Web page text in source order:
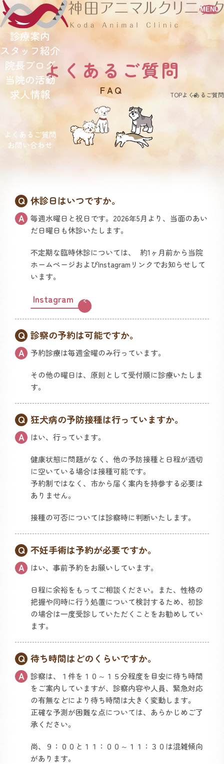
MENU
診療案内
スタッフ紹介
院長ブログ
当院の活動
求人情報
よくあるご質問
お問い合わせ
TOPよくあるご質問
よくあるご質問
FAQ
休診日はいつですか。
毎週水曜日と祝日です。2026年5月より、当面のあい
だ日曜日も休診いたします。
不定期な臨時休診については、 約1ヶ月前から当院
ホームページおよびInstagramリンクでお知らせして
います。
Instagram
診察の予約は可能ですか。
予約診療は毎週金曜のみ行っています。
その他の曜日は、原則として受付順に診療いたしま
す。
狂犬病の予防接種は行っていますか。
はい、行っています。
健康状態に問題がなく、他の予防接種と日程が適切
に空いている場合は接種可能です。
予約制ではなく、市から届く案内を持参する必要は
ありません。
接種の可否については診察時に判断いたします。
不妊手術は予約が必要ですか。
はい、事前予約をお願いしています。
日程に余裕をもってご相談ください。また、性格の
把握や同時に行う処置について検討するため、初診
の場合は一度受診していただくことをお勧めしてい
ます。
待ち時間はどのくらいですか。
診察は、１件を１０～１５分程度を目安に待ち時間
をご案内していますが、診察内容や人員、緊急対応
の有無などにより待ち時間は大きく変動します。
正確な予測が困難な点については、あらかじめご了
承ください。
尚、９：００と１１：００～１１：３０は混雑傾向
があります。